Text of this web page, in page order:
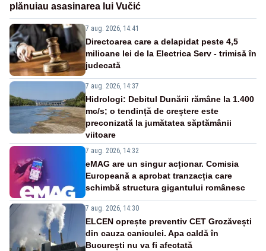
plănuiau asasinarea lui Vučić
7 aug. 2026, 14:41
Directoarea care a delapidat peste 4,5
milioane lei de la Electrica Serv - trimisă în
judecată
7 aug. 2026, 14:37
Hidrologi: Debitul Dunării rămâne la 1.400
mc/s; o tendință de creștere este
preconizată la jumătatea săptămânii
viitoare
7 aug. 2026, 14:32
eMAG are un singur acționar. Comisia
Europeană a aprobat tranzacția care
schimbă structura gigantului românesc
7 aug. 2026, 14:30
ELCEN oprește preventiv CET Grozăvești
din cauza caniculei. Apa caldă în
București nu va fi afectată